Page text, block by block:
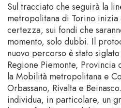
Sul tracciato che seguirà la
metropolitana di Torino inizia
certezza, sui fondi che
momento, solo dubbi. Il
nuovo percorso è stato
Regione Piemonte,
la Mobilità metropolitana e
Orbassano, Rivalta e
individua, in particolare, un